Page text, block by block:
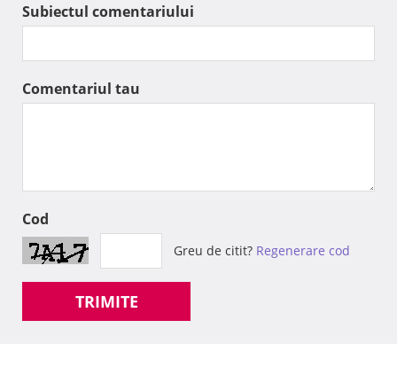
Subiectul comentariului
Comentariul tau
Cod
Greu de citit? Regenerare cod
TRIMITE